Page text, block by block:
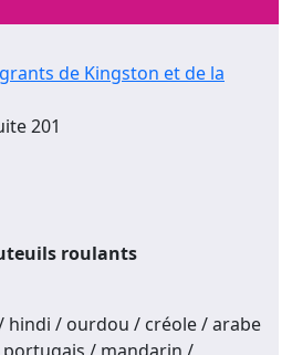
de Kingston et de la
201
roulants
hindi / ourdou / créole / arabe